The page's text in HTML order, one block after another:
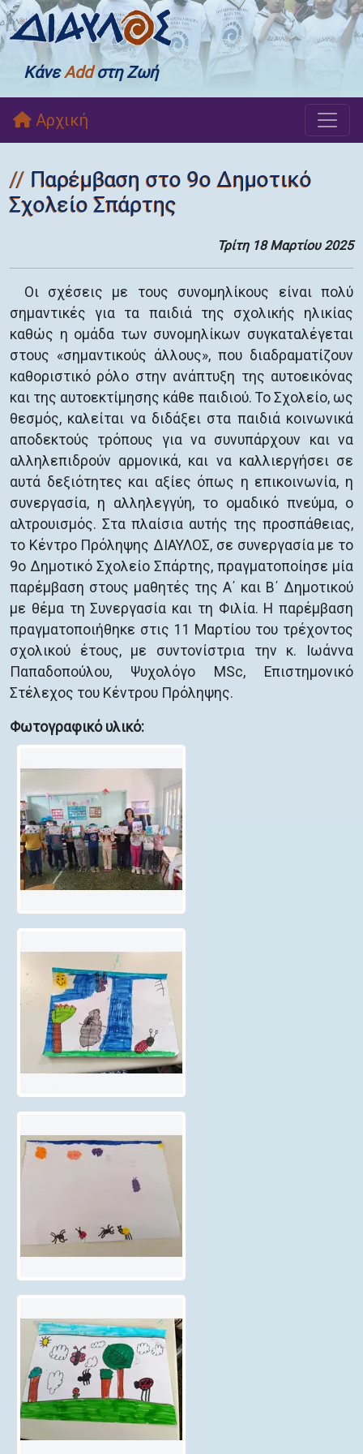
ΚάνεAddστη Ζωή
Αρχική
Παρέμβαση στο 9ο Δημοτικό
Σχολείο Σπάρτης
Τρίτη 18 Μαρτίου 2025
Οι σχέσεις με τους συνομηλίκους είναι πολύ
σημαντικές για τα παιδιά της σχολικής ηλικίας
καθώς η ομάδα των συνομηλίκων συγκαταλέγεται
στους «σημαντικούς άλλους», που διαδραματίζουν
καθοριστικό ρόλο στην ανάπτυξη της αυτοεικόνας
και της αυτοεκτίμησης κάθε παιδιού. Το Σχολείο, ως
θεσμός, καλείται να διδάξει στα παιδιά κοινωνικά
αποδεκτούς τρόπους για να συνυπάρχουν και να
αλληλεπιδρούν αρμονικά, και να καλλιεργήσει σε
αυτά δεξιότητες και αξίες όπως η επικοινωνία, η
συνεργασία, η αλληλεγγύη, το ομαδικό πνεύμα, ο
αλτρουισμός. Στα πλαίσια αυτής της προσπάθειας,
το Κέντρο Πρόληψης ΔΙΑΥΛΟΣ, σε συνεργασία με το
9ο Δημοτικό Σχολείο Σπάρτης, πραγματοποίησε μία
παρέμβαση στους μαθητές της Α΄ και Β΄ Δημοτικού
με θέμα τη Συνεργασία και τη Φιλία. Η παρέμβαση
πραγματοποιήθηκε στις 11 Μαρτίου του τρέχοντος
σχολικού έτους, με συντονίστρια την κ. Ιωάννα
Παπαδοπούλου, Ψυχολόγο MSc, Επιστημονικό
Στέλεχος του Κέντρου Πρόληψης.
Φωτογραφικό υλικό: